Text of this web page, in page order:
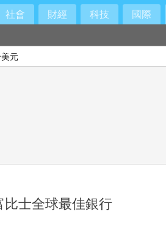
社會 財經 科技 國際
元
士全球最佳銀行